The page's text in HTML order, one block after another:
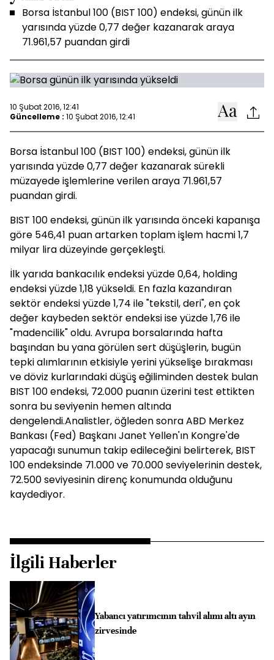
Borsa İstanbul 100 (BIST 100) endeksi, günün ilk
yarısında yüzde 0,77 değer kazanarak araya
71.961,57 puandan girdi
10 Şubat 2016, 12:41
Güncelleme : 10 Şubat 2016, 12:41
Borsa İstanbul 100 (BIST 100) endeksi, günün ilk
yarısında yüzde 0,77 değer kazanarak sürekli
müzayede işlemlerine verilen araya 71.961,57
puandan girdi.
BIST 100 endeksi, günün ilk yarısında önceki kapanışa
göre 546,41 puan artarken toplam işlem hacmi 1,7
milyar lira düzeyinde gerçekleşti.
İlk yarıda bankacılık endeksi yüzde 0,64, holding
endeksi yüzde 1,18 yükseldi. En fazla kazandıran
sektör endeksi yüzde 1,74 ile "tekstil, deri", en çok
değer kaybeden sektör endeksi ise yüzde 1,76 ile
"madencilik" oldu. Avrupa borsalarında hafta
başından bu yana görülen sert düşüşlerin, bugün
tepki alımlarının etkisiyle yerini yükselişe bırakması
ve döviz kurlarındaki düşüş eğiliminden destek bulan
BIST 100 endeksi, 72.000 puanın üzerini test ettikten
sonra bu seviyenin hemen altında
dengelendi.Analistler, öğleden sonra ABD Merkez
Bankası (Fed) Başkanı Janet Yellen'ın Kongre'de
yapacağı sunumun takip edileceğini belirterek, BIST
100 endeksinde 71.000 ve 70.000 seviyelerinin destek,
72.500 seviyesinin direnç konumunda olduğunu
kaydediyor.
İlgili Haberler
Yabancı yatırımcının tahvil alımı altı ayın
zirvesinde